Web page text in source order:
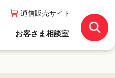
お客さま相談室
通信販売サイト